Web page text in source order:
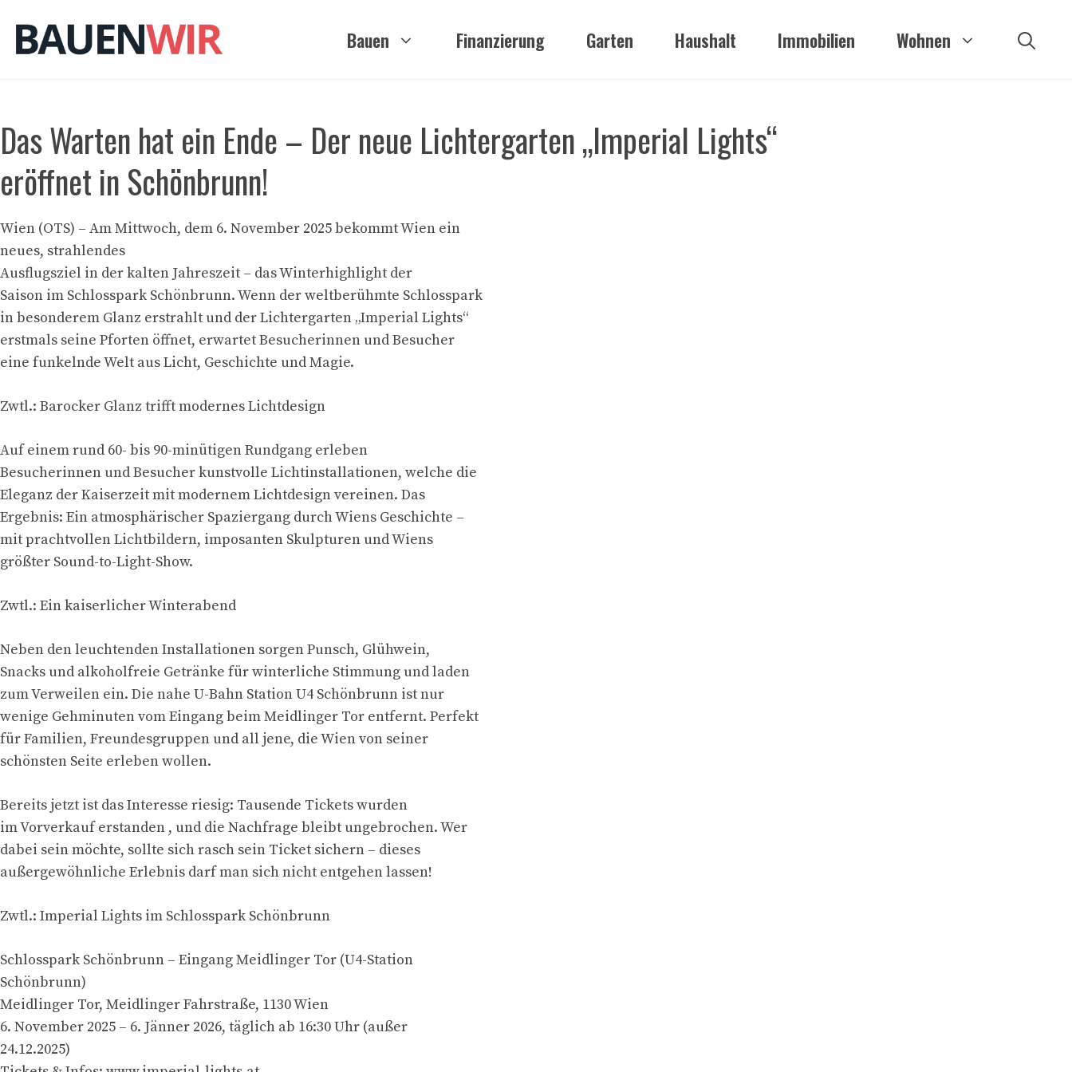
Inhalt
springen
Bauen Finanzierung Garten Haushalt Immobilien Wohnen
Das Warten hat ein Ende – Der neue Lichtergarten „Imperial Lights“
eröffnet in Schönbrunn!
Wien (OTS) – Am Mittwoch, dem 6. November 2025 bekommt Wien ein
neues, strahlendes
Ausflugsziel in der kalten Jahreszeit – das Winterhighlight der
Saison im Schlosspark Schönbrunn. Wenn der weltberühmte Schlosspark
in besonderem Glanz erstrahlt und der Lichtergarten „Imperial Lights“
erstmals seine Pforten öffnet, erwartet Besucherinnen und Besucher
eine funkelnde Welt aus Licht, Geschichte und Magie.
Zwtl.: Barocker Glanz trifft modernes Lichtdesign
Auf einem rund 60- bis 90-minütigen Rundgang erleben
Besucherinnen und Besucher kunstvolle Lichtinstallationen, welche die
Eleganz der Kaiserzeit mit modernem Lichtdesign vereinen. Das
Ergebnis: Ein atmosphärischer Spaziergang durch Wiens Geschichte –
mit prachtvollen Lichtbildern, imposanten Skulpturen und Wiens
größter Sound-to-Light-Show.
Zwtl.: Ein kaiserlicher Winterabend
Neben den leuchtenden Installationen sorgen Punsch, Glühwein,
Snacks und alkoholfreie Getränke für winterliche Stimmung und laden
zum Verweilen ein. Die nahe U-Bahn Station U4 Schönbrunn ist nur
wenige Gehminuten vom Eingang beim Meidlinger Tor entfernt. Perfekt
für Familien, Freundesgruppen und all jene, die Wien von seiner
schönsten Seite erleben wollen.
Bereits jetzt ist das Interesse riesig: Tausende Tickets wurden
im Vorverkauf erstanden , und die Nachfrage bleibt ungebrochen. Wer
dabei sein möchte, sollte sich rasch sein Ticket sichern – dieses
außergewöhnliche Erlebnis darf man sich nicht entgehen lassen!
Zwtl.: Imperial Lights im Schlosspark Schönbrunn
Schlosspark Schönbrunn – Eingang Meidlinger Tor (U4-Station
Schönbrunn)
Meidlinger Tor, Meidlinger Fahrstraße, 1130 Wien
6. November 2025 – 6. Jänner 2026, täglich ab 16:30 Uhr (außer
24.12.2025)